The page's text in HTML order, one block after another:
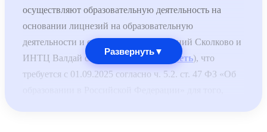
осуществляют образовательную деятельность на
основании лицнезий на образовательную
деятельности и специальных разрешений Сколково и
ИНТЦ Валдай соответственно ( смотреть), что
требуется с 01.09.2025 согласно ч. 5.2. ст. 47 ФЗ «Об
Развернуть▼